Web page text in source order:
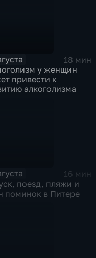
18 мин
у женщин
привести к
алкоголизма
16 мин
поезд, пляжи и
поминок в Питере